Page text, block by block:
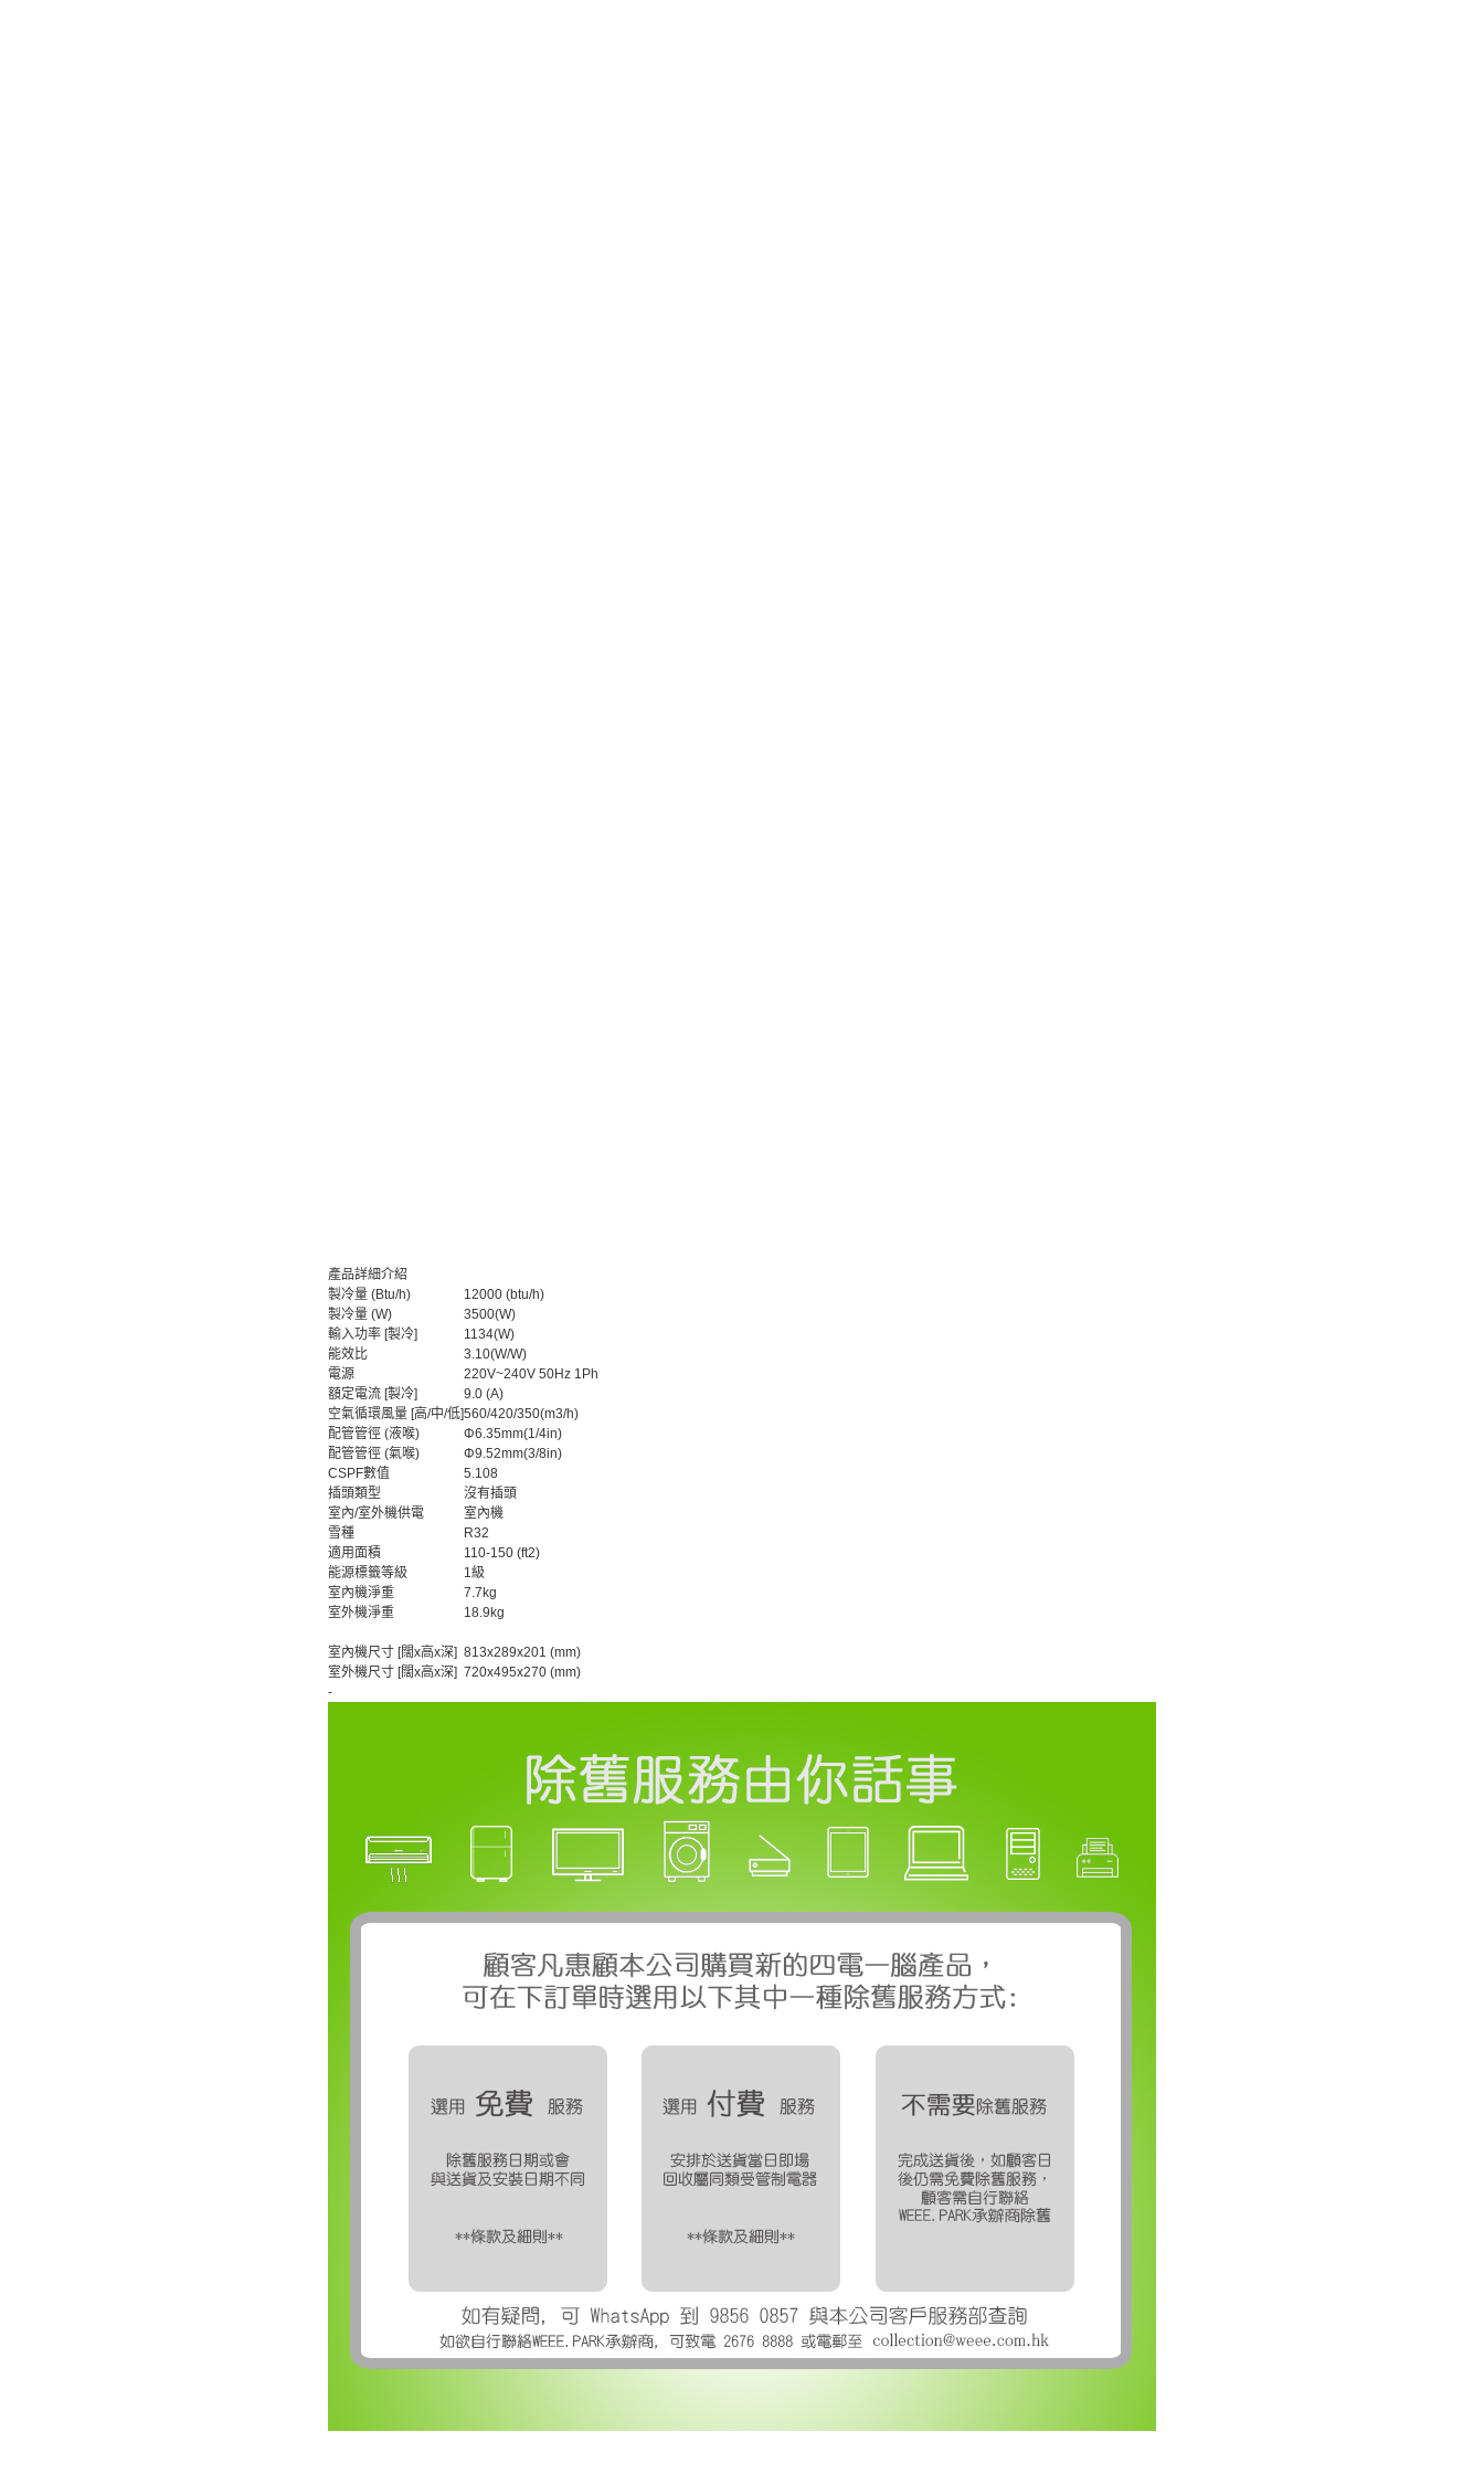
產品詳細介紹
製冷量 (Btu/h)
12000 (btu/h)
製冷量 (W)
3500(W)
輸入功率 [製冷]
1134(W)
能效比
3.10(W/W)
電源
220V~240V 50Hz 1Ph
額定電流 [製冷]
9.0 (A)
空氣循環風量 [高/中/低]560/420/350(m3/h)
配管管徑 (液喉)
Φ6.35mm(1/4in)
配管管徑 (氣喉)
Φ9.52mm(3/8in)
CSPF數值
5.108
插頭類型
沒有插頭
室內/室外機供電
室內機
雪種
R32
適用面積
110-150 (ft2)
能源標籤等級
1級
室內機淨重
7.7kg
室外機淨重
18.9kg
室內機尺寸 [闊x高x深] 813x289x201 (mm)
室外機尺寸 [闊x高x深] 720x495x270 (mm)
-